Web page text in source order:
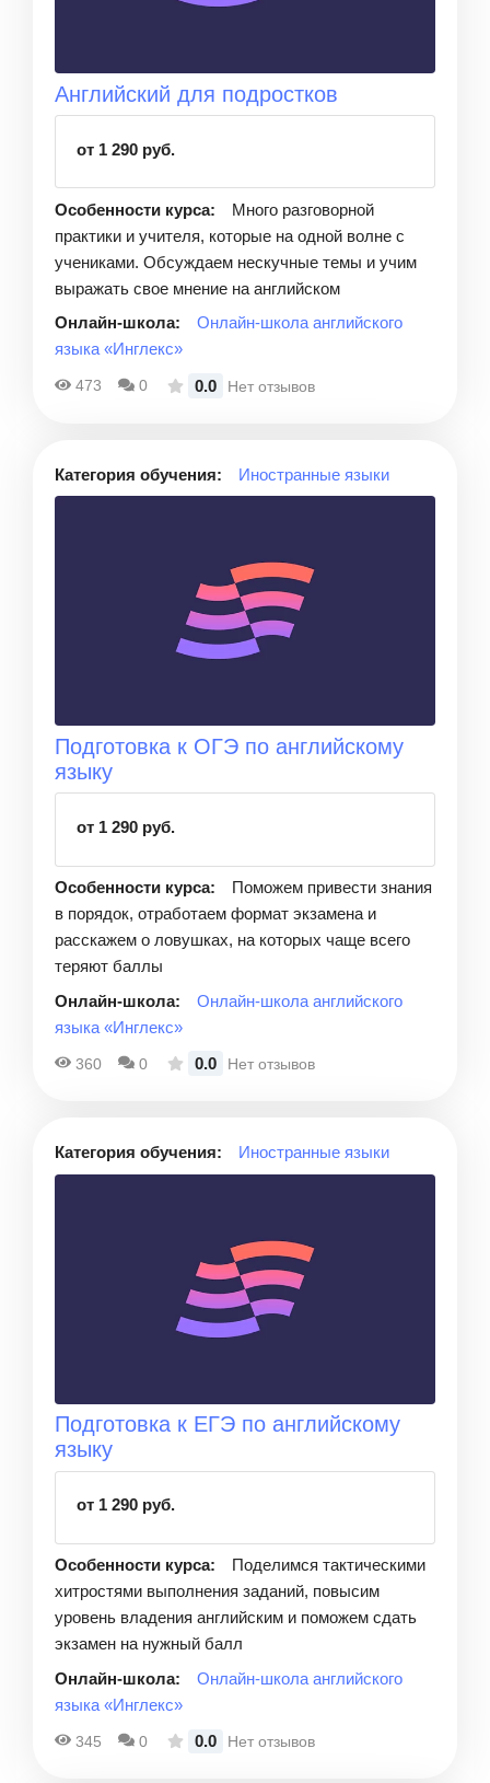
Английский для подростков
от 1 290 руб.
Особенности курса:
Много разговорной
практики и учителя, которые на одной волне с
учениками. Обсуждаем нескучные темы и учим
выражать свое мнение на английском
Онлайн-школа:
Онлайн-школа английского
языка «Инглекс»
473 0 0.0 Нет отзывов
Категория обучения: Иностранные языки
Подготовка к ОГЭ по английскому
языку
от 1 290 руб.
Особенности курса:
Поможем привести знания
в порядок, отработаем формат экзамена и
расскажем о ловушках, на которых чаще всего
теряют баллы
Онлайн-школа:
Онлайн-школа английского
языка «Инглекс»
360 0 0.0 Нет отзывов
Категория обучения: Иностранные языки
Подготовка к ЕГЭ по английскому
языку
от 1 290 руб.
Особенности курса:
Поделимся тактическими
хитростями выполнения заданий, повысим
уровень владения английским и поможем сдать
экзамен на нужный балл
Онлайн-школа:
Онлайн-школа английского
языка «Инглекс»
345 0 0.0 Нет отзывов